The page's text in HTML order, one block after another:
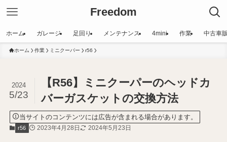
Freedom
ホーム ガレージ 足回り メンテナンス 4mini 作業 中古車
ホーム 作業 ミニクーパー r56
【R56】ミニクーパーのヘッドカ
バーガスケットの交換方法
2024
5/23
当サイトのコンテンツには広告が含まれる場合があります。
r56 2023年4月28日 2024年5月23日